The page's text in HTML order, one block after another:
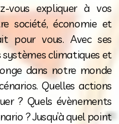
vous expliquer à vos
société, économie et
pour vous. Avec ses
systèmes climatiques et
dans notre monde
Quelles actions
? Quels évènements
? Jusqu’à quel point